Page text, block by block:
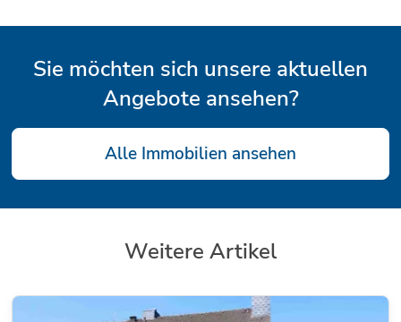
Sie möchten sich unsere aktuellen
Angebote ansehen?
Alle Immobilien ansehen
Weitere Artikel